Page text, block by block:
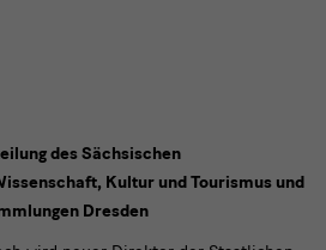
des Sächsischen
Kultur und Tourismus und
Dresden